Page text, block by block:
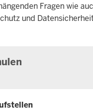
Fragen wie
und